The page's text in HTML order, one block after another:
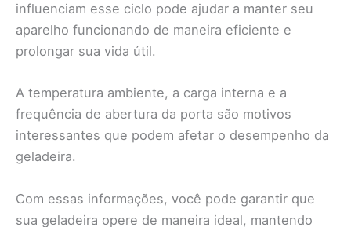
influenciam esse ciclo pode ajudar a manter seu
aparelho funcionando de maneira eficiente e
prolongar sua vida útil.
A temperatura ambiente, a carga interna e a
frequência de abertura da porta são motivos
interessantes que podem afetar o desempenho da
geladeira.
Com essas informações, você pode garantir que
sua geladeira opere de maneira ideal, mantendo